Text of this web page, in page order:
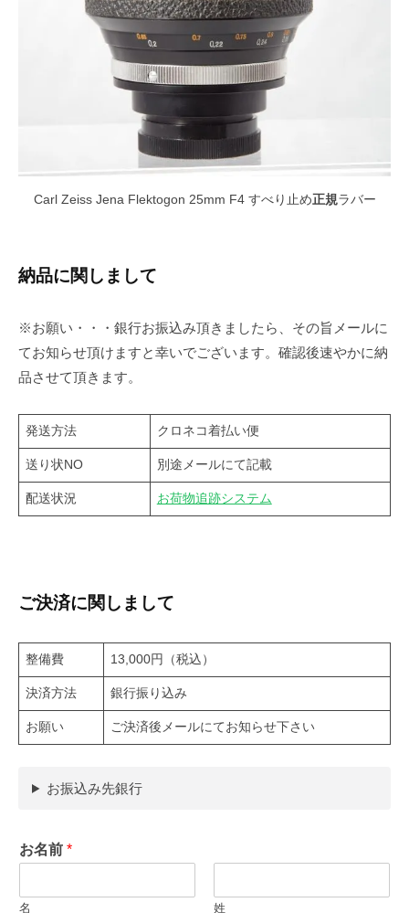
Carl Zeiss Jena Flektogon 25mm F4 すべり止め正規ラバー
納品に関しまして
※お願い・・・銀行お振込み頂きましたら、その旨メールに
てお知らせ頂けますと幸いでございます。確認後速やかに納
品させて頂きます。
発送方法 クロネコ着払い便
送り状NO 別途メールにて記載
配送状況 お荷物追跡システム
ご決済に関しまして
整備費 13,000円（税込）
決済方法 銀行振り込み
お願い ご決済後メールにてお知らせ下さい
お振込み先銀行
お名前 *
名 姓